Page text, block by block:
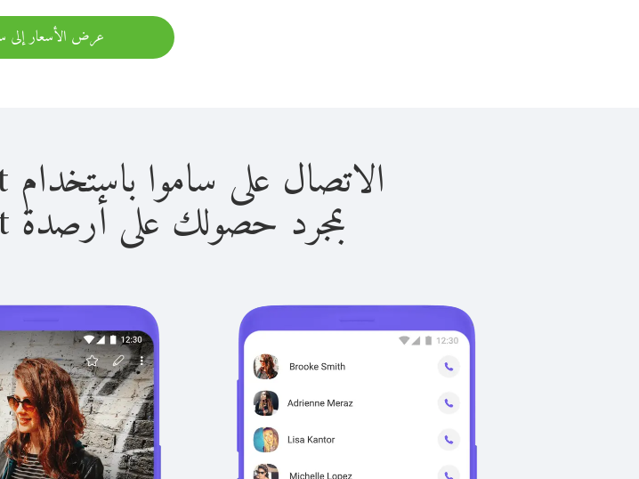
عرض الأسعار إلى
الاتصال على ساموا باستخدام Viber Out سهل للغاية.
بمجرد حصولك على أرصدة Viber Out، يمكنك: